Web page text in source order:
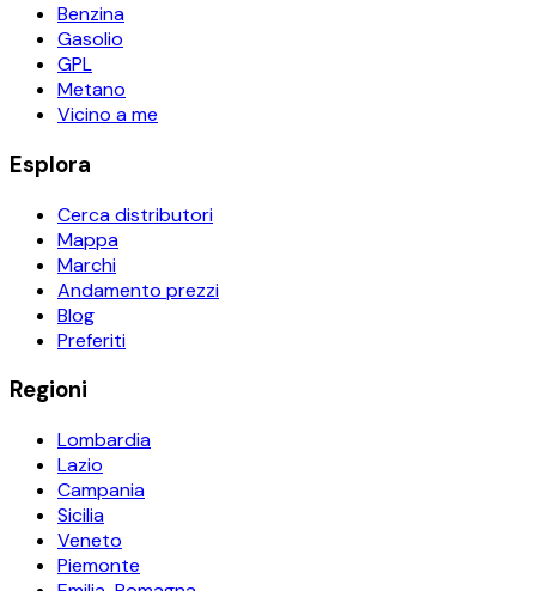
Benzina
Gasolio
GPL
Metano
Vicino a me
Esplora
Cerca distributori
Mappa
Marchi
Andamento prezzi
Blog
Preferiti
Regioni
Lombardia
Lazio
Campania
Sicilia
Veneto
Piemonte